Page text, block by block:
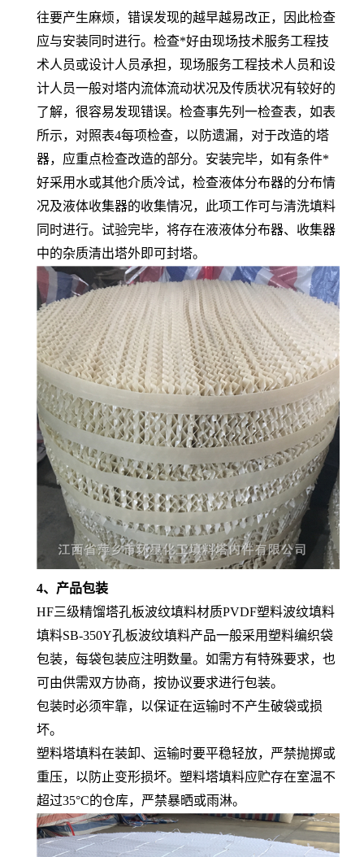
往要产生麻烦，错误发现的越早越易改正，因此检查
应与安装同时进行。检查*好由现场技术服务工程技
术人员或设计人员承担，现场服务工程技术人员和设
计人员一般对塔内流体流动状况及传质状况有较好的
了解，很容易发现错误。检查事先列一检查表，如表
所示，对照表4每项检查，以防遗漏，对于改造的塔
器，应重点检查改造的部分。安装完毕，如有条件*
好采用水或其他介质冷试，检查液体分布器的分布情
况及液体收集器的收集情况，此项工作可与清洗填料
同时进行。试验完毕，将存在液液体分布器、收集器
中的杂质清出塔外即可封塔。
4、产品包装
HF三级精馏塔孔板波纹填料材质PVDF塑料波纹填料
填料SB-350Y孔板波纹填料产品一般采用塑料编织袋
包装，每袋包装应注明数量。如需方有特殊要求，也
可由供需双方协商，按协议要求进行包装。
包装时必须牢靠，以保证在运输时不产生破袋或损
坏。
塑料塔填料在装卸、运输时要平稳轻放，严禁抛掷或
重压，以防止变形损坏。塑料塔填料应贮存在室温不
超过35°C的仓库，严禁暴晒或雨淋。